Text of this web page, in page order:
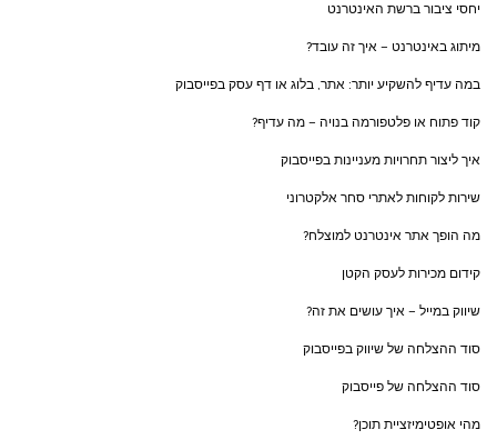
יחסי ציבור ברשת האינטרנט
מיתוג באינטרנט – איך זה עובד?
במה עדיף להשקיע יותר: אתר, בלוג או דף עסק בפייסבוק
קוד פתוח או פלטפורמה בנויה – מה עדיף?
איך ליצור תחרויות מעניינות בפייסבוק
שירות לקוחות לאתרי סחר אלקטרוני
מה הופך אתר אינטרנט למוצלח?
קידום מכירות לעסק הקטן
שיווק במייל – איך עושים את זה?
סוד ההצלחה של שיווק בפייסבוק
סוד ההצלחה של פייסבוק
מהי אופטימיזציית תוכן?